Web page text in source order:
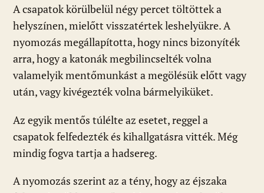
A csapatok körülbelül négy percet töltöttek a
helyszínen, mielőtt visszatértek leshelyükre. A
nyomozás megállapította, hogy nincs bizonyíték
arra, hogy a katonák megbilincselték volna
valamelyik mentőmunkást a megölésük előtt vagy
után, vagy kivégezték volna bármelyiküket.
Az egyik mentős túlélte az esetet, reggel a
csapatok felfedezték és kihallgatásra vitték. Még
mindig fogva tartja a hadsereg.
A nyomozás szerint az a tény, hogy az éjszaka